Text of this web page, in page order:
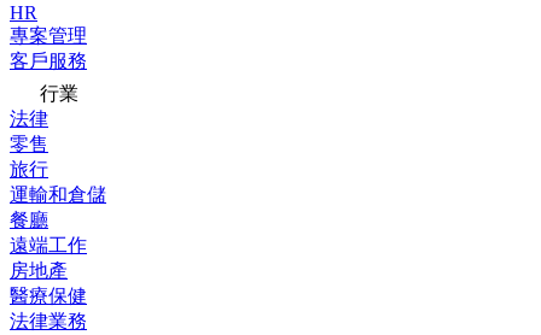
HR
專案管理
客戶服務
行業
法律
零售
旅行
運輸和倉儲
餐廳
遠端工作
房地產
醫療保健
法律業務